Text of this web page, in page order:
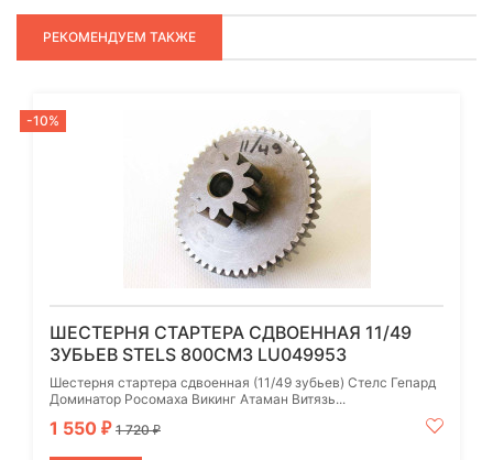
РЕКОМЕНДУЕМ ТАКЖЕ
-10%
ШЕСТЕРНЯ СТАРТЕРА СДВОЕННАЯ 11/49
ЗУБЬЕВ STELS 800СМ3 LU049953
Шестерня стартера сдвоенная (11/49 зубьев) Стелс Гепард
Доминатор Росомаха Викинг Атаман Витязь...
1 550 ₽ 1 720₽